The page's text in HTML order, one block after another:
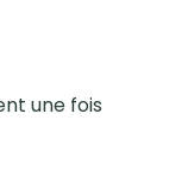
une fois